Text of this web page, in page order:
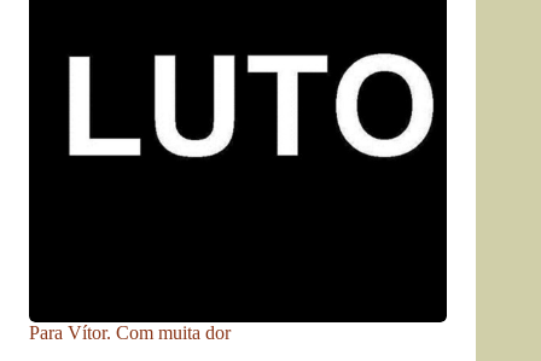
Para Vítor. Com muita dor